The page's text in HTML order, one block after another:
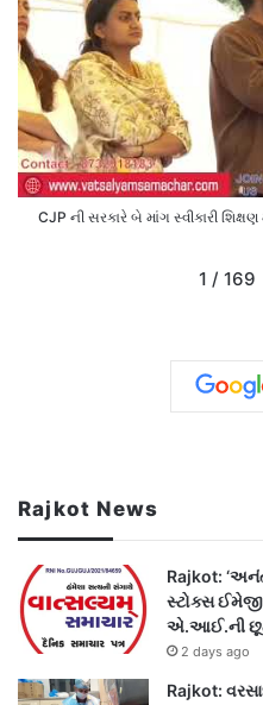
CJP ની સરકારે બે માંગ સ્વીકારી
1 / 169
Rajkot News
Rajkot: ‘અનંત
સ્ટોક્સ
એ.આઈ.ની
2 days ago
Rajkot: